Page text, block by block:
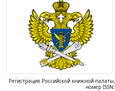
Регистрация Российской книжной
номер